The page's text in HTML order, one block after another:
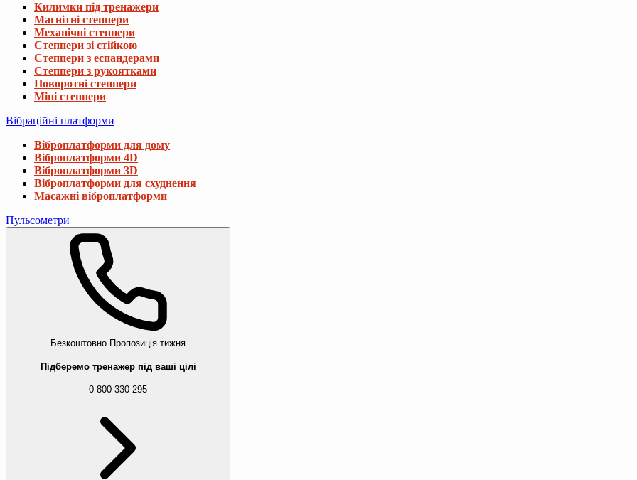
Килимки під тренажери
Магнітні степпери
Механічні степпери
Степпери зі стійкою
Степпери з еспандерами
Степпери з рукоятками
Поворотні степпери
Міні степпери
Вібраційні платформи
Віброплатформи для дому
Віброплатформи 4D
Віброплатформи 3D
Віброплатформи для схуднення
Масажні віброплатформи
Пульсометри
Безкоштовно Пропозиція тижня
Підберемо тренажер під ваші цілі
0 800 330 295